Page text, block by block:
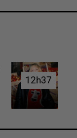
12h37
12h37